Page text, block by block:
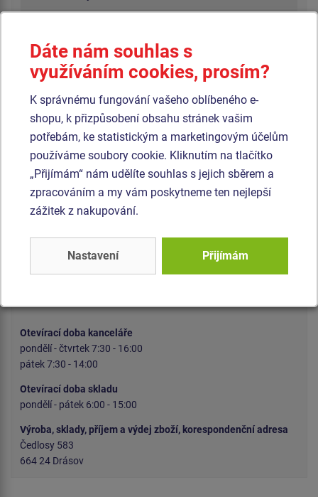
Zásady ochrany osobních údajů
Cookies
Informace - GDPR
Kniha her
Provozní knihy
Bonita Group Service s.r.o.
+420 515 555 100
E-mail: info@hriste-bonita.cz
Otevírací doba kanceláře
pondělí - čtvrtek 7:30 - 16:00
pátek 7:30 - 14:00
Otevírací doba skladu
pondělí - pátek 6:00 - 15:00
Výroba, sklady, příjem a výdej zboží, korespondenční adresa
Čedlosy 583
664 24 Drásov
Dáte nám souhlas s
využíváním cookies, prosím?
K správnému fungování vašeho oblíbeného e-
shopu, k přizpůsobení obsahu stránek vašim
potřebám, ke statistickým a marketingovým účelům
používáme soubory cookie. Kliknutím na tlačítko
„Přijímám“ nám udělíte souhlas s jejich sběrem a
zpracováním a my vám poskytneme ten nejlepší
zážitek z nakupování.
Nastavení Přijímám